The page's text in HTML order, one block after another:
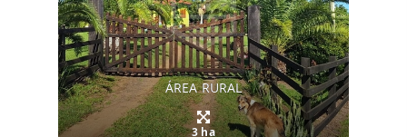
ÁREA RURAL
3 ha